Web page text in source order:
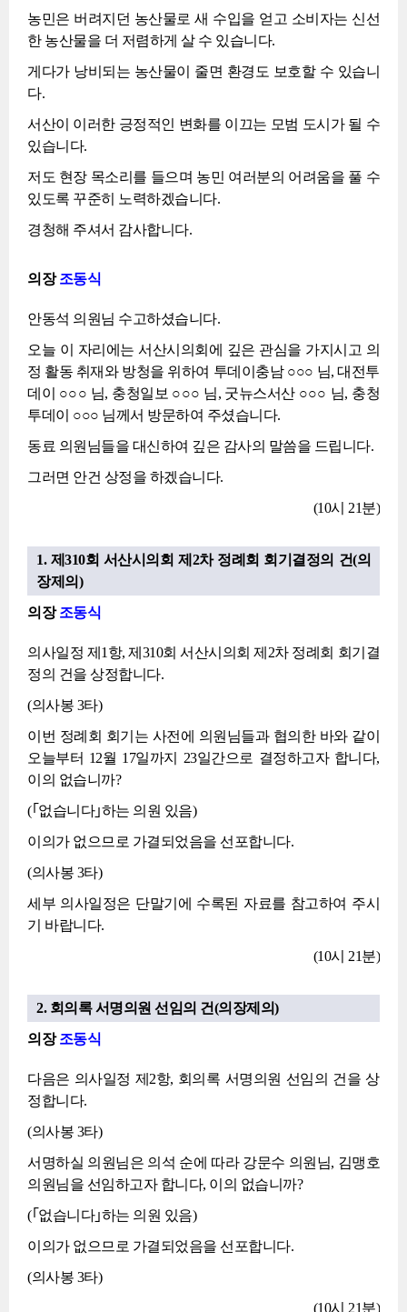
농민은 버려지던 농산물로 새 수입을 얻고 소비자는 신선
한 농산물을 더 저렴하게 살 수 있습니다.
게다가 낭비되는 농산물이 줄면 환경도 보호할 수 있습니
다.
서산이 이러한 긍정적인 변화를 이끄는 모범 도시가 될 수
있습니다.
저도 현장 목소리를 들으며 농민 여러분의 어려움을 풀 수
있도록 꾸준히 노력하겠습니다.
경청해 주셔서 감사합니다.
의장조동식
안동석 의원님 수고하셨습니다.
오늘 이 자리에는 서산시의회에 깊은 관심을 가지시고 의
정 활동 취재와 방청을 위하여 투데이충남 ○○○ 님, 대전투
데이 ○○○ 님, 충청일보 ○○○ 님, 굿뉴스서산 ○○○ 님, 충청
투데이 ○○○ 님께서 방문하여 주셨습니다.
동료 의원님들을 대신하여 깊은 감사의 말씀을 드립니다.
그러면 안건 상정을 하겠습니다.
(10시 21분)
1. 제310회 서산시의회 제2차 정례회 회기결정의 건(의
장제의)
의장조동식
의사일정 제1항, 제310회 서산시의회 제2차 정례회 회기결
정의 건을 상정합니다.
(의사봉 3타)
이번 정례회 회기는 사전에 의원님들과 협의한 바와 같이
오늘부터 12월 17일까지 23일간으로 결정하고자 합니다,
이의 없습니까?
(｢없습니다｣하는 의원 있음)
이의가 없으므로 가결되었음을 선포합니다.
(의사봉 3타)
세부 의사일정은 단말기에 수록된 자료를 참고하여 주시
기 바랍니다.
(10시 21분)
2. 회의록 서명의원 선임의 건(의장제의)
의장조동식
다음은 의사일정 제2항, 회의록 서명의원 선임의 건을 상
정합니다.
(의사봉 3타)
서명하실 의원님은 의석 순에 따라 강문수 의원님, 김맹호
의원님을 선임하고자 합니다, 이의 없습니까?
(｢없습니다｣하는 의원 있음)
이의가 없으므로 가결되었음을 선포합니다.
(의사봉 3타)
(10시 21분)